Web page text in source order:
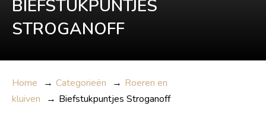
BIEFSTUKPUNTJES
STROGANOFF
Home → Categorieën → Roeren en
kluiven
→ Biefstukpuntjes Stroganoff